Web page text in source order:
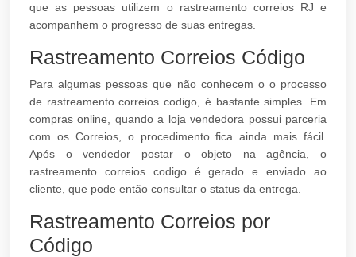
que as pessoas utilizem o rastreamento correios RJ e
acompanhem o progresso de suas entregas.
Rastreamento Correios Código
Para algumas pessoas que não conhecem o o processo
de rastreamento correios codigo, é bastante simples. Em
compras online, quando a loja vendedora possui parceria
com os Correios, o procedimento fica ainda mais fácil.
Após o vendedor postar o objeto na agência, o
rastreamento correios codigo é gerado e enviado ao
cliente, que pode então consultar o status da entrega.
Rastreamento Correios por
Código